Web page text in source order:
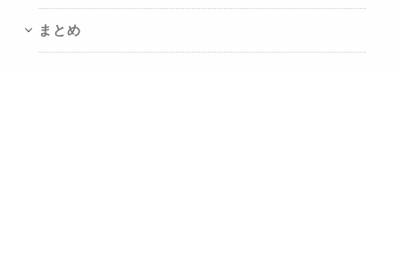
まとめ